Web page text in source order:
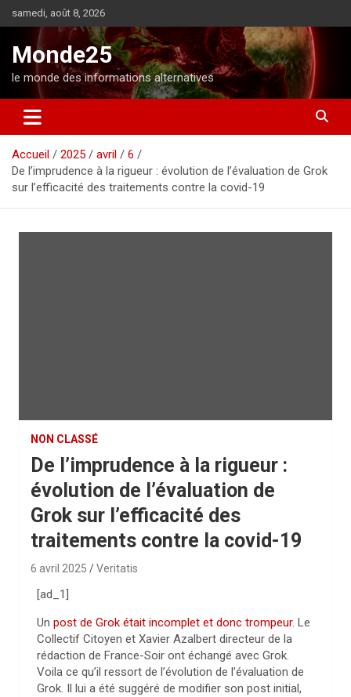
l
o
n
samedi, août 8, 2026
Monde25
le monde des informations alternatives
Accueil 2025 avril
6
De l’imprudence à la rigueur : évolution de l’évaluation de Grok
sur l’efficacité des traitements contre la covid-19
NON CLASSÉ
De l’imprudence à la rigueur :
évolution de l’évaluation de
Grok sur l’efficacité des
traitements contre la covid-19
6 avril 2025 Veritatis
[ad_1]
Un post de Grok était incomplet et donc trompeur. Le
Collectif Citoyen et Xavier Azalbert directeur de la
rédaction de France-Soir ont échangé avec Grok.
Voila ce qu’il ressort de l’évolution de l’évaluation de
Grok. Il lui a été suggéré de modifier son post initial,